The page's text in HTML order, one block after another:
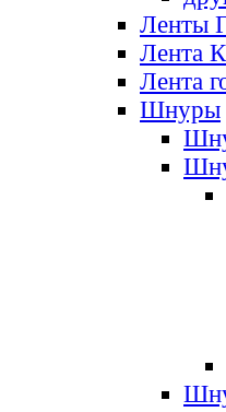
Ленты
Лента
Лента
Шнуры